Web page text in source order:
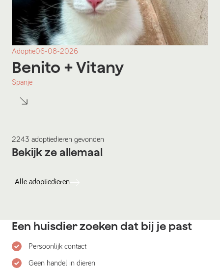
Adoptie06-08-2026
Benito + Vitany
Spanje
2243 adoptiedieren gevonden
Bekijk ze allemaal
Alle adoptiedieren
Een huisdier zoeken dat bij je past
Persoonlijk contact
Geen handel in dieren